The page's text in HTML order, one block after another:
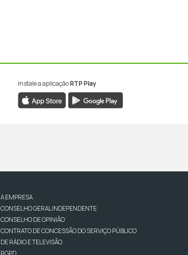
Instale a aplicaçãoRTP Play
A EMPRESA
CONSELHO GERAL INDEPENDENTE
CONSELHO DE OPINIÃO
CONTRATO DE CONCESSÃO DO SERVIÇO PÚBLICO
DE RÁDIO E TELEVISÃO
RGPD